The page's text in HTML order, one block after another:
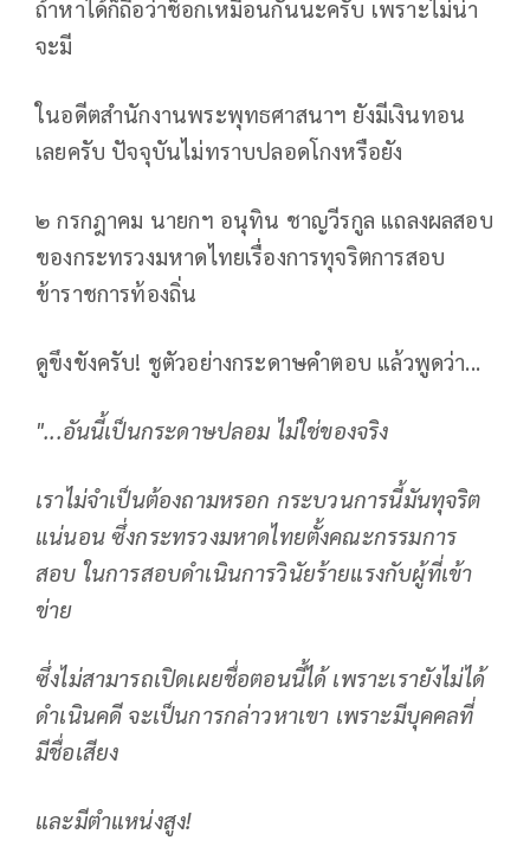
ถ้าหาได้ก็ถือว่าช็อกเหมือนกันนะครับ เพราะไม่น่า
จะมี
ในอดีตสํานักงานพระพุทธศาสนาฯ ยังมีเงินทอน
เลยครับ ปัจจุบันไม่ทราบปลอดโกงหรือยัง
๒ กรกฎาคม นายกฯ อนุทิน ชาญวีรกูล แถลงผลสอบ
ของกระทรวงมหาดไทยเรื่องการทุจริตการสอบ
ข้าราชการท้องถิ่น
ดูขึงขังครับ! ชูตัวอย่างกระดาษคําตอบ แล้วพูดว่า...
"...อันนี้เป็นกระดาษปลอม ไม่ใช่ของจริง
เราไม่จําเป็นต้องถามหรอก กระบวนการนี้มันทุจริต
แน่นอน ซึ่งกระทรวงมหาดไทยตั้งคณะกรรมการ
สอบ ในการสอบดำเนินการวินัยร้ายแรงกับผู้ที่เข้า
ข่าย
ซึ่งไม่สามารถเปิดเผยชื่อตอนนี้ได้ เพราะเรายังไม่ได้
ดําเนินคดี จะเป็นการกล่าวหาเขา เพราะมีบุคคลที่
มีชื่อเสียง
และมีตําแหน่งสูง!